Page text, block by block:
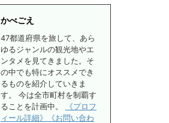
かべごえ
47都道府県を旅して、あら
ゆるジャンルの観光地やエ
ンタメを見てきました。そ
の中でも特にオススメでき
るものを紹介していきま
す。 今は全市町村を制覇す
ることを計画中。
《プロフ
ィール詳細》
《お問い合わ